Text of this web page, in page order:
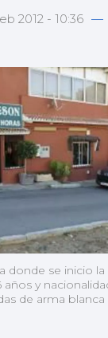
2012 - 10:36 —
donde se inicio la
y
de arma blanca